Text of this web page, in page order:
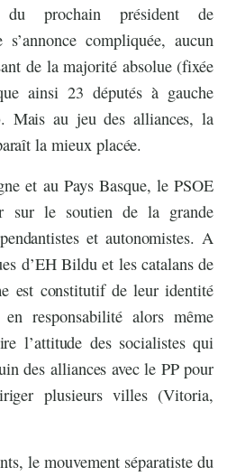
prochain président de
compliquée, aucun
de la majorité absolue (fixée
ainsi 23 députés à gauche
Mais au jeu des alliances, la
la mieux placée.
et au Pays Basque, le PSOE
sur le soutien de la grande
et autonomistes. A
d’EH Bildu et les catalans de
est constitutif de leur identité
responsabilité alors même
l’attitude des socialistes qui
des alliances avec le PP pour
plusieurs villes (Vitoria,
le mouvement séparatiste du